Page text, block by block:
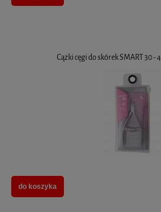
Cążki cęgi do skórek SMART 30 -
do koszyka